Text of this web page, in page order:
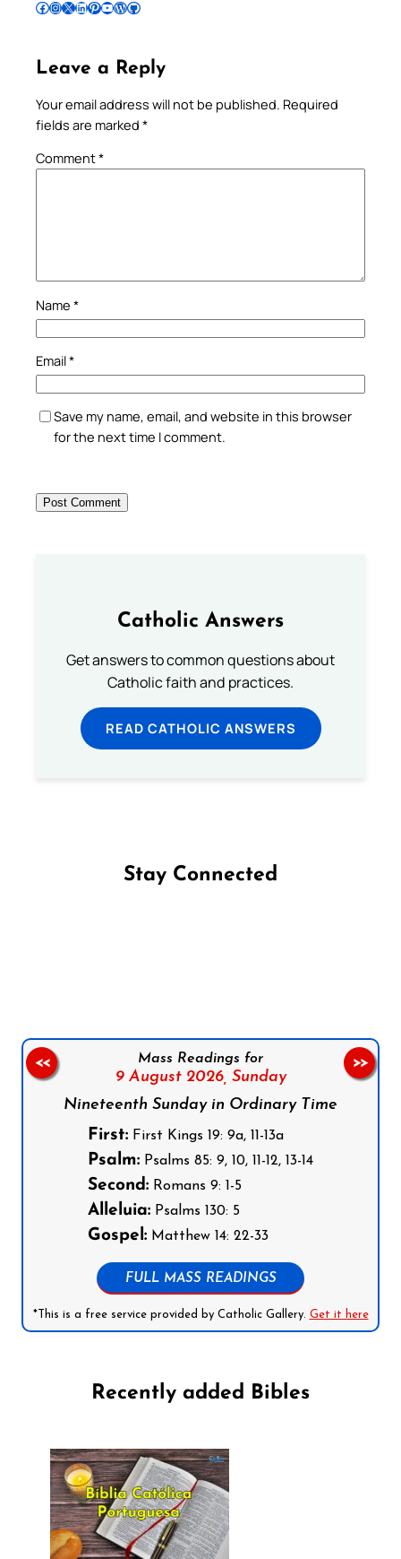
Follow Pradeep on Facebook Follow Pradeep on InstagramFollow Pradeep on X Follow Pradeep on LinkedIn Follow Pradeep on Pinterest Subscribe to Pradeep’s Youtube Channel Follow Pradeep on WordPress Follow Pradeep on GitHub
Leave a Reply
Your email address will not be published. Required
fields are marked *
Comment*
Name *
Email*
Save my name, email, and website in this browser
for the next time I comment.
Catholic Answers
Get answers to common questions about
Catholic faith and practices.
READ CATHOLIC ANSWERS
Stay Connected
Mass Readings for
9 August 2026, Sunday
Nineteenth Sunday in Ordinary Time
First: First Kings 19: 9a, 11-13a
Psalm: Psalms 85: 9, 10, 11-12, 13-14
Second: Romans 9: 1-5
Alleluia: Psalms 130: 5
Gospel: Matthew 14: 22-33
FULL MASS READINGS
*This is a free service provided by Catholic Gallery. Get it here
<< >>
Recently added Bibles